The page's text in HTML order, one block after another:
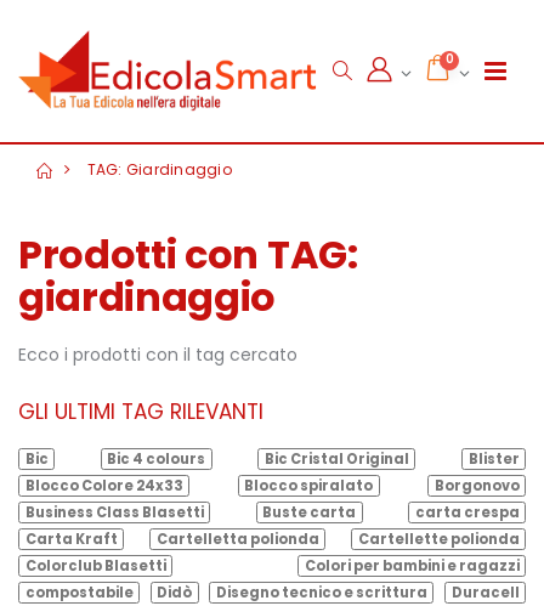
0
TAG: Giardinaggio
Prodotti con TAG:
giardinaggio
Ecco i prodotti con il tag cercato
GLI ULTIMI TAG RILEVANTI
Bic Bic 4 colours Bic Cristal Original
Blister
Blocco Colore 24x33
Blocco spiralato
Borgonovo
Business Class Blasetti
Buste carta
carta crespa
Carta Kraft
Cartelletta polionda
Cartellette polionda
Colorclub Blasetti
Colori per bambini e ragazzi
compostabile
Didò Disegno tecnico e scrittura
Duracell